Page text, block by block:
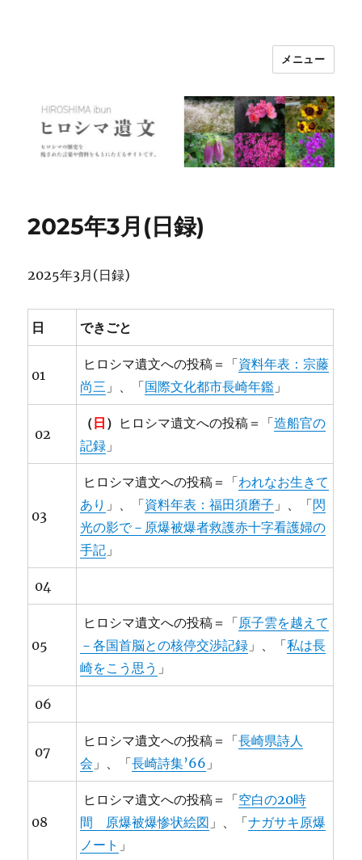
メニュー
2025年3月(日録)
2025年3月(日録)
日 できごと
01
ヒロシマ遺文への投稿＝「資料年表：宗藤
尚三 」、「国際文化都市長崎年鑑 」
02
（ 日 ） ヒロシマ遺文への投稿＝「造船官の
記録 」
03
ヒロシマ遺文への投稿＝「われなお生きて
あり 」、「資料年表：福田須磨子 」、「閃
光の影で－原爆被爆者救護赤十字看護婦の
手記 」
04
05
ヒロシマ遺文への投稿＝「原子雲を越えて
－各国首脳との核停交渉記録 」、「私は長
崎をこう思う 」
06
07
ヒロシマ遺文への投稿＝「長崎県詩人
会 」、「長崎詩集’66 」
08
ヒロシマ遺文への投稿＝「空白の20時
間 原爆被爆惨状絵図 」、「ナガサキ原爆
ノート 」